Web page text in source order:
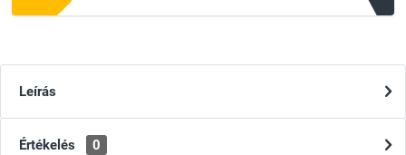
Leírás
Értékelés 0